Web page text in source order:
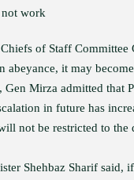
not work
of Staff
abeyance, it may
Mirza admitted that
in future has
not be restricted to
Shehbaz Sharif